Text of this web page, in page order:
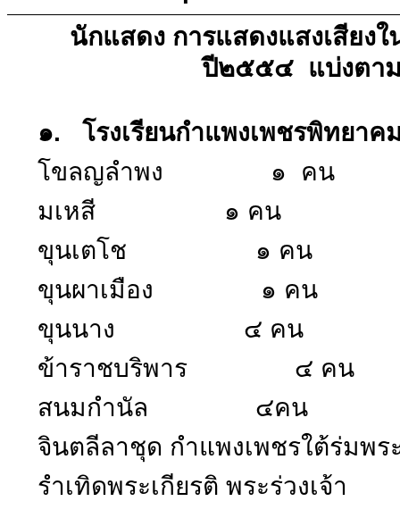
นักแสดง การแสดงแสงเสียง
ปี๒๕๕๔ แบ่งตาม
๑. โรงเรียนกำแพงเพชรพิทยา
โขลญลำพง ๑ คน
มเหสี ๑ คน
ขุนเตโช ๑ คน
ขุนผาเมือง ๑ คน
ขุนนาง ๔ คน
ข้าราชบริพาร ๔ คน
สนมกำนัล ๔คน
จินตลีลาชุด กำแพงเพชรใต้ร่
รำเทิดพระเกียรติ พระร่วง